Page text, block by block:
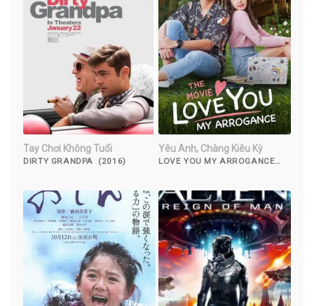
Tay Chơi Không Tuổi
DIRTY GRANDPA (2016)
Yêu Anh, Chàng Kiêu Kỳ
LOVE YOU MY ARROGANCE